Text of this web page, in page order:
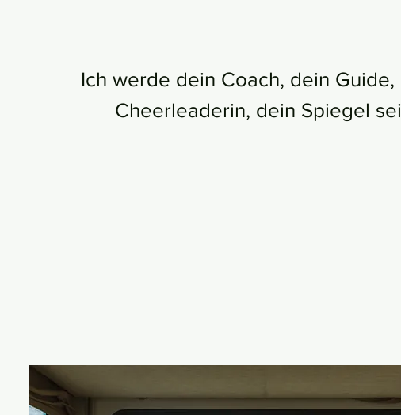
Ich werde dein Coach, dein Guide,
Cheerleaderin, dein Spiegel